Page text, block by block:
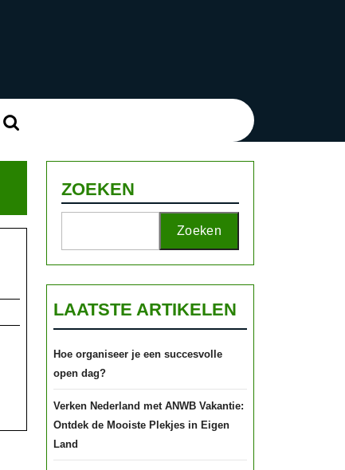
Zoek
ZOEKEN
Zoeken
LAATSTE ARTIKELEN
Hoe organiseer je een succesvolle
open dag?
Verken Nederland met ANWB Vakantie:
Ontdek de Mooiste Plekjes in Eigen
Land